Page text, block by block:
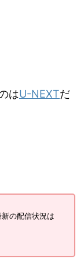
はU-NEXTだ
の配信状況は